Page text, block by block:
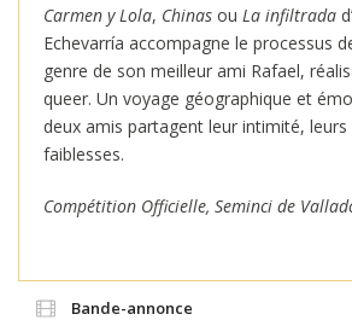
Carmen y Lola, Chinas ou La infiltrada
Echevarría accompagne le processus
genre de son meilleur ami Rafael,
queer. Un voyage géographique et
deux amis partagent leur intimité,
faiblesses.
Compétition Officielle, Seminci de
Bande-annonce